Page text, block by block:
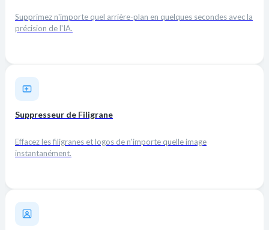
Supprimez n'importe quel arrière-plan en quelques secondes avec la
précision de l'IA.
Suppresseur de Filigrane
Effacez les filigranes et logos de n'importe quelle image
instantanément.